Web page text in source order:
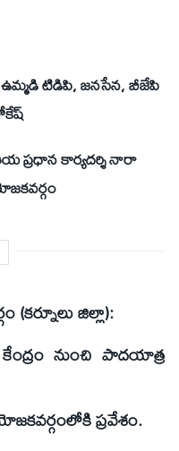
టిడిపి, జనసేన, బీజేపి
ప్రధాన కార్యదర్శి నారా
జిల్లా):
నుంచి పాదయాత్ర
ప్రవేశం.